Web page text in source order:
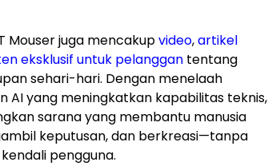
Mouser juga mencakupvideo,artikel
eksklusif untuk pelanggan tentang
sehari-hari. Dengan menelaah
AI yang meningkatkan kapabilitas teknis,
sarana yang membantu manusia
keputusan, dan berkreasi—tanpa
pengguna.